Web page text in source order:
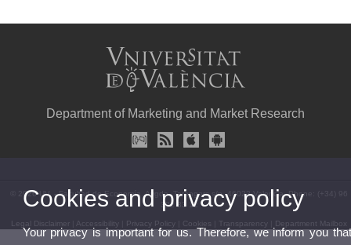
Department of Marketing and Market Research
© 2026 UV. - Facultad de Economía. Avgda. Tarongers s/n. 46022 Valencia. Phone: (+34) 96
382 83 12
Legal Disclaimer Accessibility Privacy Policy Cookies Transparency Department Mailbox
Cookies and privacy policy
Your privacy is important for us. Therefore, we inform you